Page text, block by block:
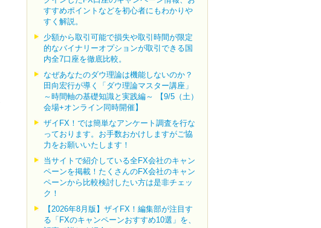
すすめポイントなどを初心者にもわかりや
すく解説。
少額から取引可能で損失や取引時間が限定
的なバイナリーオプションが取引できる国
内全7口座を徹底比較。
なぜあなたのダウ理論は機能しないのか？
田向宏行が導く「ダウ理論マスター講座」
～時間軸の基礎知識と実践編～ 【9/5（土）
会場+オンライン同時開催】
ザイFX！では簡単なアンケート調査を行な
っております。お手数おかけしますがご協
力をお願いいたします！
当サイトで紹介している全FX会社のキャン
ペーンを掲載！たくさんのFX会社のキャン
ペーンから比較検討したい方は是非チェッ
ク！
【2026年8月版】ザイFX！編集部が注目す
る「FXのキャンペーンおすすめ10選」を、